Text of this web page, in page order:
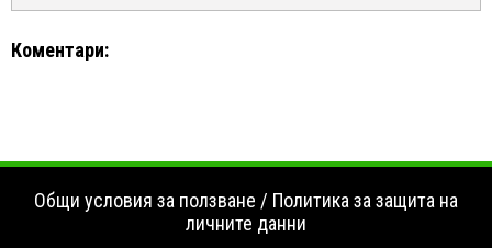
Коментари:
Общи условия за ползване / Политика за защита на
личните данни